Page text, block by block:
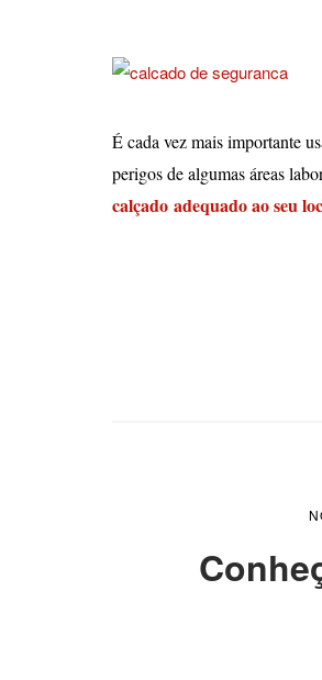
É cada vez mais importante
perigos de algumas áreas
calçado adequado ao seu